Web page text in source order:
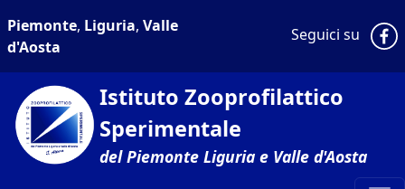
Piemonte, Liguria, Valle
d'Aosta
Seguici su
Istituto Zooprofilattico
Sperimentale
del Piemonte Liguria e Valle d'Aosta